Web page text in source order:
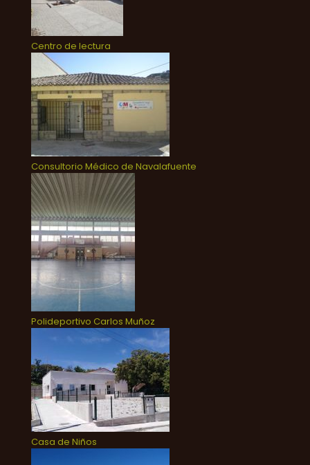
Centro de lectura
Consultorio Médico de Navalafuente
Polideportivo Carlos Muñoz
Casa de Niños